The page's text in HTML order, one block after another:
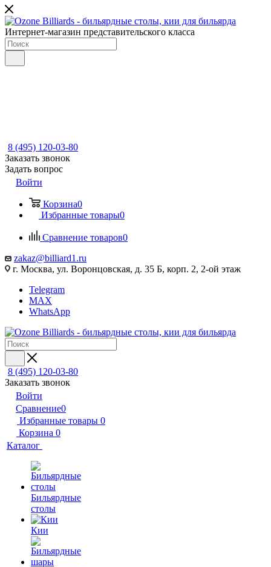
Интернет-магазин представительского класса
8 (495) 120-03-80
Заказать звонок
Задать вопрос
Войти
Корзина0
Избранные товары0
Сравнение товаров0
zakaz@billiard1.ru
г. Москва, ул. Воронцовская, д. 35 Б, корп. 2, 2-ой этаж
Telegram
MAX
WhatsApp
8 (495) 120-03-80
Заказать звонок
Войти
Сравнение0
Избранные товары 0
Корзина 0
Каталог
Бильярдные
столы
Кии